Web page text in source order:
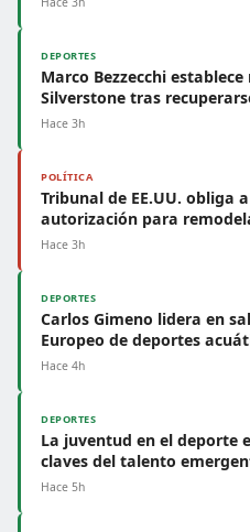
DEPORTES
Marco Bezzecchi
Silverstone tras
Hace 3h
POLÍTICA
Tribunal de EE.UU. obliga
autorización para
Hace 3h
DEPORTES
Carlos Gimeno lidera en
Europeo de deportes
Hace 4h
DEPORTES
La juventud en el deporte
claves del talento
Hace 5h